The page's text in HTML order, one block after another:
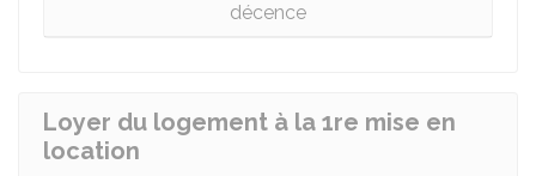
décence
Loyer du logement à la 1re mise en
location